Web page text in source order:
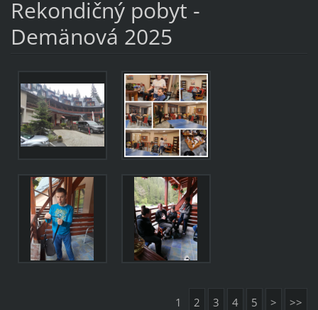
Rekondičný pobyt -
Demänová 2025
1 2 3 4 5 > >>